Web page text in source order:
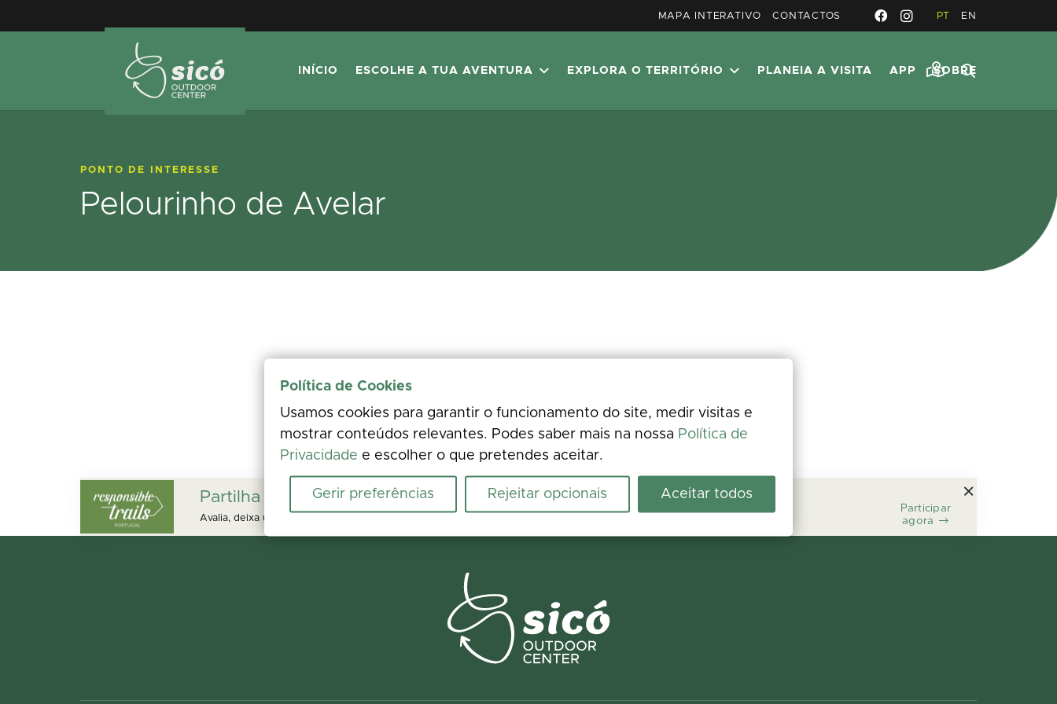
MAPA INTERATIVO CONTACTOS PT EN
INÍCIO ESCOLHE A TUA AVENTURA EXPLORA O TERRITÓRIO PLANEIA A VISITA APP SOBRE
PONTO DE INTERESSE
Pelourinho de Avelar
Partilha a tua experiência
Avalia, deixa um comentário e acrescenta fotos. A tua opinião melhora a informação para todos.
Participar
agora
Política de Cookies
Usamos cookies para garantir o funcionamento do site, medir visitas e
mostrar conteúdos relevantes. Podes saber mais na nossa Política de
Privacidade e escolher o que pretendes aceitar.
Gerir preferências Rejeitar opcionais Aceitar todos